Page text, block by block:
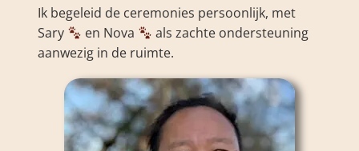
Ik begeleid de ceremonies persoonlijk, met
Sary
en Nova
als zachte ondersteuning
aanwezig in de ruimte.